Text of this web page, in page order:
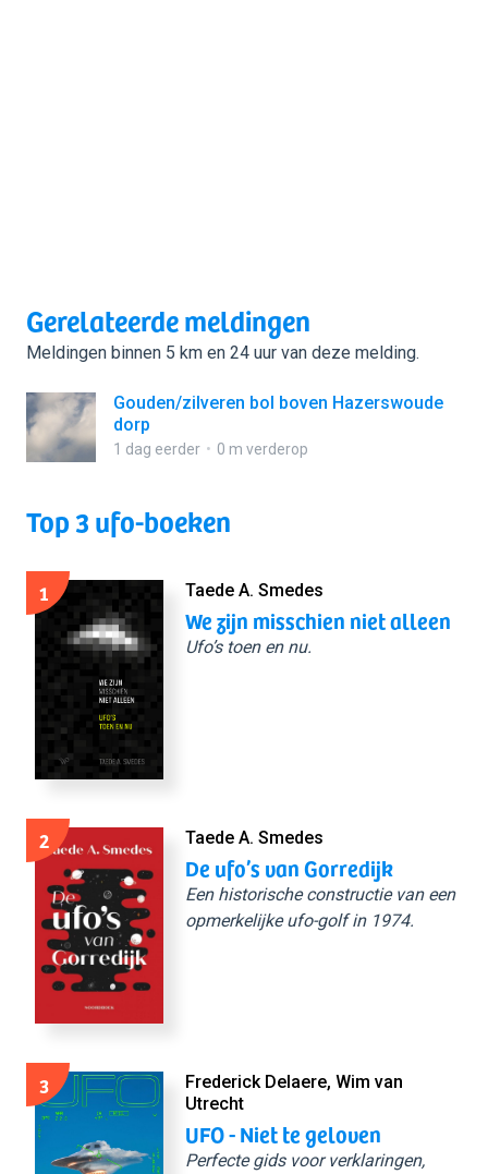
Gerelateerde meldingen
Meldingen binnen 5 km en 24 uur van deze melding.
Gouden/zilveren bol boven Hazerswoude
dorp
1 dag eerder 0 m verderop
Top 3 ufo-boeken
1 Taede A. Smedes
We zijn misschien niet alleen
Ufo’s toen en nu.
2 Taede A. Smedes
De ufo’s van Gorredijk
Een historische constructie van een
opmerkelijke ufo-golf in 1974.
3
Frederick Delaere, Wim van
Utrecht
UFO - Niet te geloven
Perfecte gids voor verklaringen,